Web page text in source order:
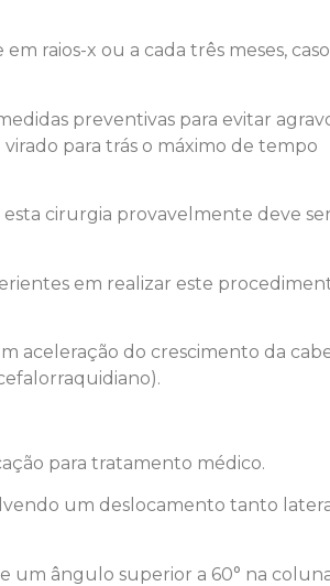
raios-x ou a cada três meses, caso
preventivas para evitar
para trás o máximo de tempo
cirurgia provavelmente deve ser
em realizar este
aceleração do crescimento da
para tratamento médico.
um deslocamento tanto
um ângulo superior a 60° na